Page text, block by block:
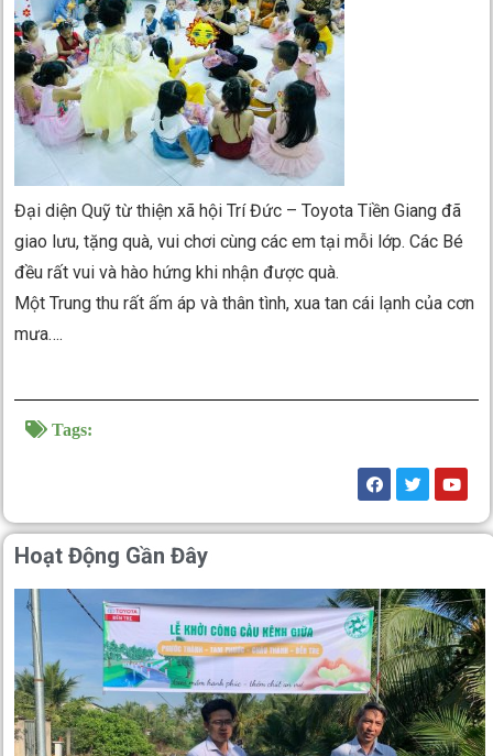
Đại diện Quỹ từ thiện xã hội Trí Đức – Toyota Tiền Giang đã
giao lưu, tặng quà, vui chơi cùng các em tại mỗi lớp. Các Bé
đều rất vui và hào hứng khi nhận được quà.
Một Trung thu rất ấm áp và thân tình, xua tan cái lạnh của cơn
mưa….
Tags:
Hoạt Động Gần Đây